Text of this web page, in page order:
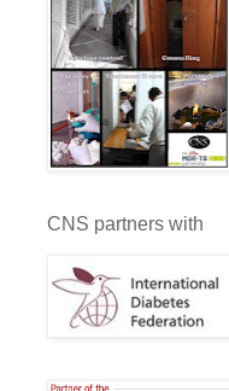
CNS partners with